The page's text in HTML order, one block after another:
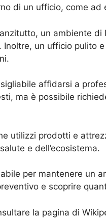
di un ufficio, come
un ambiente
un ufficio pulito
affidarsi a
ma è possibile
utilizzi prodotti e
e dell’ecosistema.
per mantenere un
e scoprire
la pagina di